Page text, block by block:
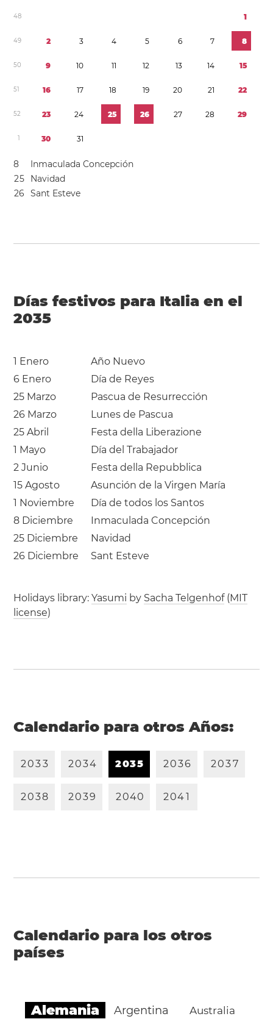
48 1
49 2 3 4 5 6 7 8
50 9 10 11 12 13 14 15
51 16 17 18 19 20 21 22
52 23 24 25 26 27 28 29
1 30 31
8
Inmaculada Concepción
25
Navidad
26 Sant Esteve
Días festivos para Italia en el
2035
1 Enero
Año Nuevo
6 Enero
Día de Reyes
25 Marzo
Pascua de Resurrección
26 Marzo
Lunes de Pascua
25 Abril
Festa della Liberazione
1 Mayo
Día del Trabajador
2 Junio
Festa della Repubblica
15 Agosto
Asunción de la Virgen María
1 Noviembre
Día de todos los Santos
8 Diciembre
Inmaculada Concepción
25 Diciembre
Navidad
26 Diciembre
Sant Esteve
Holidays library:Yasumi by Sacha Telgenhof(MIT
license)
Calendario para otros Años:
2033 2034 2035 2036 2037
2038 2039 2040 2041
Calendario para los otros
países
Alemania Argentina Australia